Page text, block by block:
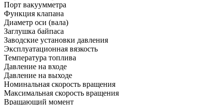
Порт вакуумметра
Функция клапана
Диаметр оси (вала)
Заглушка байпаса
Заводские установки давления
Эксплуатационная вязкость
Температура топлива
Давление на входе
Давление на выходе
Номинальная скорость вращения
Максимальная скорость вращения
Вращающий момент